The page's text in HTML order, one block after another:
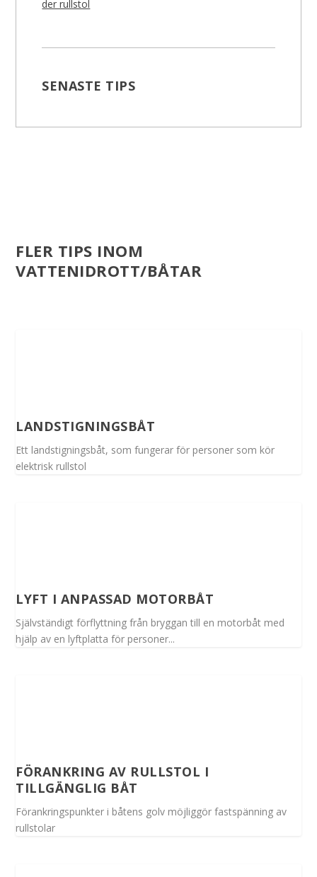
der rullstol
SENASTE TIPS
FLER TIPS INOM
VATTENIDROTT/BÅTAR
LANDSTIGNINGSBÅT
Ett landstigningsbåt, som fungerar för personer som kör
elektrisk rullstol
LYFT I ANPASSAD MOTORBÅT
Självständigt förflyttning från bryggan till en motorbåt med
hjälp av en lyftplatta för personer...
FÖRANKRING AV RULLSTOL I
TILLGÄNGLIG BÅT
Förankringspunkter i båtens golv möjliggör fastspänning av
rullstolar